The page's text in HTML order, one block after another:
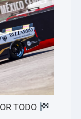
TODO